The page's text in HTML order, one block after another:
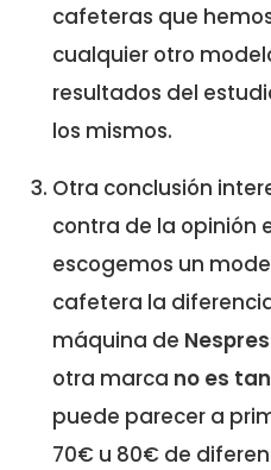
cafeteras que
cualquier otro
resultados del
los mismos.
Otra conclusión
contra de la opinión
escogemos un
cafetera la
máquina de
otra marca no es
puede parecer a
70€ u 80€ de